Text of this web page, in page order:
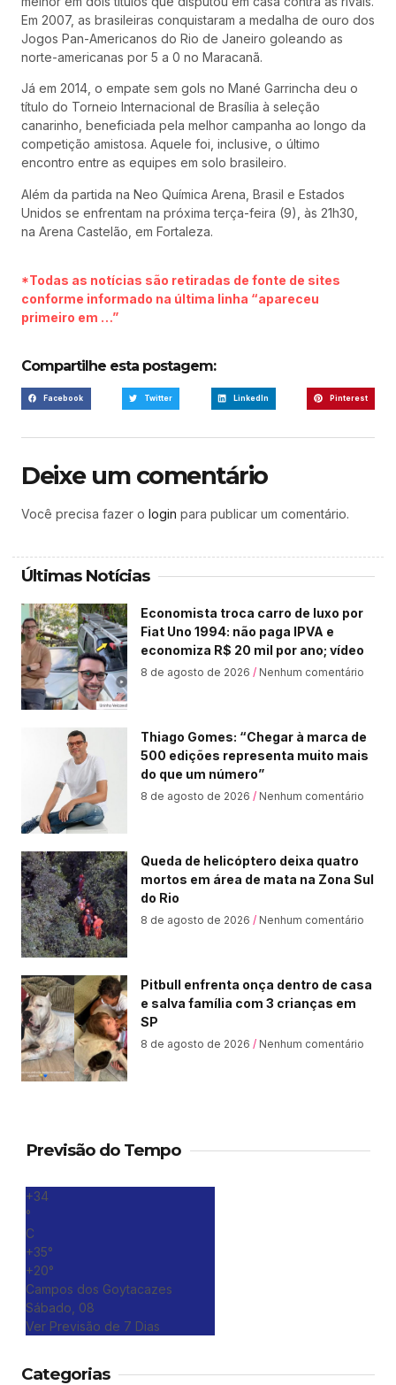
Em 2007, as brasileiras conquistaram a medalha de ouro dos
Jogos Pan-Americanos do Rio de Janeiro goleando as
norte-americanas por 5 a 0 no Maracanã.
Já em 2014, o empate sem gols no Mané Garrincha deu o
título do Torneio Internacional de Brasília à seleção
canarinho, beneficiada pela melhor campanha ao longo da
competição amistosa. Aquele foi, inclusive, o último
encontro entre as equipes em solo brasileiro.
Além da partida na Neo Química Arena, Brasil e Estados
Unidos se enfrentam na próxima terça-feira (9), às 21h30,
na Arena Castelão, em Fortaleza.
*Todas as notícias são retiradas de fonte de sites
conforme informado na última linha “apareceu
primeiro em …”
Compartilhe esta postagem:
Facebook Twitter LinkedIn Pinterest
Deixe um comentário
Você precisa fazer o login para publicar um comentário.
Últimas Notícias
Economista troca carro de luxo por
Fiat Uno 1994: não paga IPVA e
economiza R$ 20 mil por ano; vídeo
8 de agosto de 2026 Nenhum comentário
Thiago Gomes: “Chegar à marca de
500 edições representa muito mais
do que um número”
8 de agosto de 2026 Nenhum comentário
Queda de helicóptero deixa quatro
mortos em área de mata na Zona Sul
do Rio
8 de agosto de 2026 Nenhum comentário
Pitbull enfrenta onça dentro de casa
e salva família com 3 crianças em
SP
8 de agosto de 2026 Nenhum comentário
Previsão do Tempo
+34
°
C
+35°
+20°
Campos dos Goytacazes
Sábado, 08
Ver Previsão de 7 Dias
Categorias